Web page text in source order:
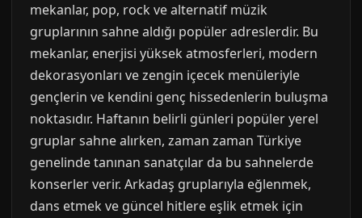
mekanlar, pop, rock ve alternatif müzik
gruplarının sahne aldığı popüler adreslerdir. Bu
mekanlar, enerjisi yüksek atmosferleri, modern
dekorasyonları ve zengin içecek menüleriyle
gençlerin ve kendini genç hissedenlerin buluşma
noktasıdır. Haftanın belirli günleri popüler yerel
gruplar sahne alırken, zaman zaman Türkiye
genelinde tanınan sanatçılar da bu sahnelerde
konserler verir. Arkadaş gruplarıyla eğlenmek,
dans etmek ve güncel hitlere eşlik etmek için